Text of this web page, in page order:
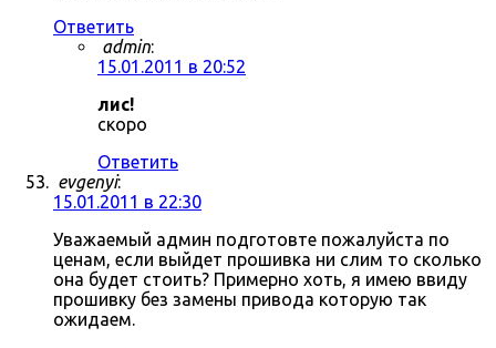
Ответить
admin:
15.01.2011 в 20:52
лис!
скоро
Ответить
evgenyi:
15.01.2011 в 22:30
Уважаемый админ подготовте пожалуйста по
ценам, если выйдет прошивка ни слим то сколько
она будет стоить? Примерно хоть, я имею ввиду
прошивку без замены привода которую так
ожидаем.